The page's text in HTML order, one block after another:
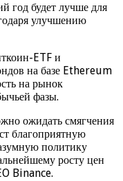
год будет лучше для
улучшению
ETF и
на базе Ethereum
на рынок
фазы.
ожидать смягчения
благоприятную
политику
росту цен
Binance.